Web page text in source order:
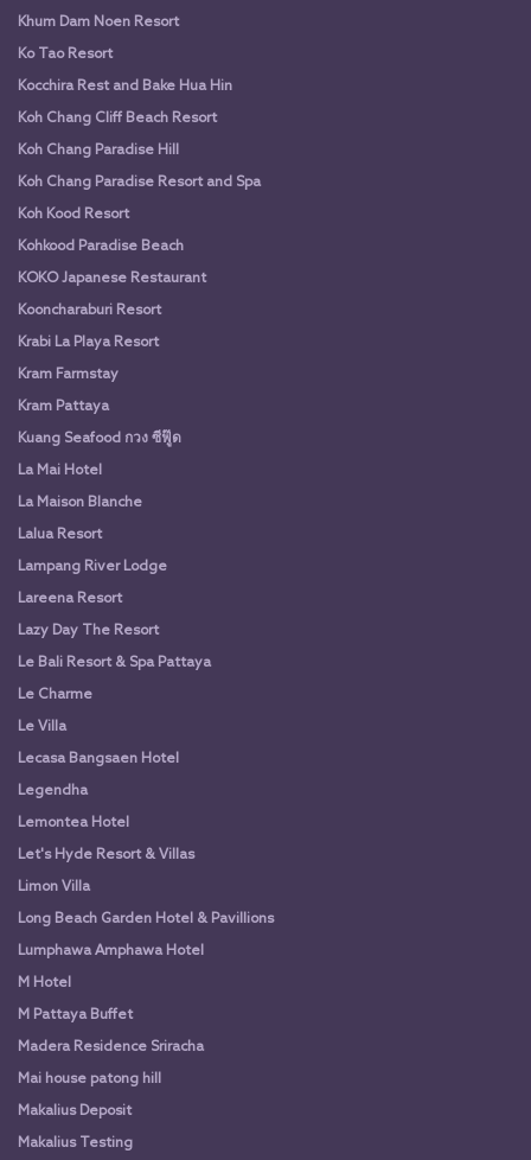
Khum Dam Noen Resort
Ko Tao Resort
Kocchira Rest and Bake Hua Hin
Koh Chang Cliff Beach Resort
Koh Chang Paradise Hill
Koh Chang Paradise Resort and Spa
Koh Kood Resort
Kohkood Paradise Beach
KOKO Japanese Restaurant
Kooncharaburi Resort
Krabi La Playa Resort
Kram Farmstay
Kram Pattaya
Kuang Seafood กวง ซีฟู๊ด
La Mai Hotel
La Maison Blanche
Lalua Resort
Lampang River Lodge
Lareena Resort
Lazy Day The Resort
Le Bali Resort & Spa Pattaya
Le Charme
Le Villa
Lecasa Bangsaen Hotel
Legendha
Lemontea Hotel
Let's Hyde Resort & Villas
Limon Villa
Long Beach Garden Hotel & Pavillions
Lumphawa Amphawa Hotel
M Hotel
M Pattaya Buffet
Madera Residence Sriracha
Mai house patong hill
Makalius Deposit
Makalius Testing